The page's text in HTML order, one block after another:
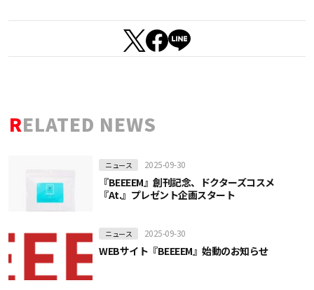
RELATED NEWS
ニュース 2025-09-30
『BEEEEM』創刊記念、ドクターズコスメ
『At.』プレゼント企画スタート
ニュース 2025-09-30
WEBサイト『BEEEEM』始動のお知らせ